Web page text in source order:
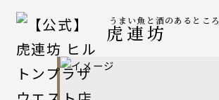
うまい魚と酒のあるところ
虎連坊